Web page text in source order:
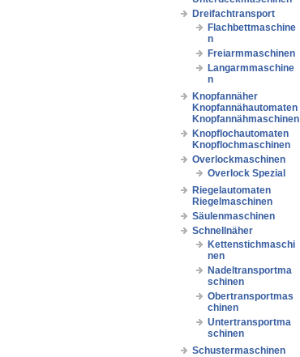
Dreifachtransport
Flachbettmaschine
n
Freiarmmaschinen
Langarmmaschine
n
Knopfannäher
Knopfannähautomaten
Knopfannähmaschinen
Knopflochautomaten
Knopflochmaschinen
Overlockmaschinen
Overlock Spezial
Riegelautomaten
Riegelmaschinen
Säulenmaschinen
Schnellnäher
Kettenstichmaschi
nen
Nadeltransportma
schinen
Obertransportmas
chinen
Untertransportma
schinen
Schustermaschinen